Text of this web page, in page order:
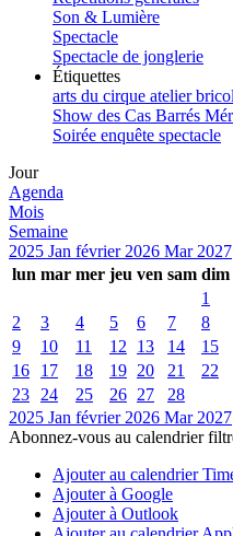
Son & Lumière
Spectacle
Spectacle de jonglerie
Étiquettes
arts du cirque atelier
Show des Cas Barrés
Soirée enquête spectacle
Jour
Agenda
Mois
Semaine
2025 Jan février 2026 Mar 2027
lun mar mer jeu ven sam dim
1
2
3 4 5 6 7
8
9
10 11 12 13 14
15
16
17 18 19 20 21
22
23
24 25 26 27
28
2025 Jan février 2026 Mar 2027
Abonnez-vous au calendrier
Ajouter au calendrier
Ajouter à Google
Ajouter à Outlook